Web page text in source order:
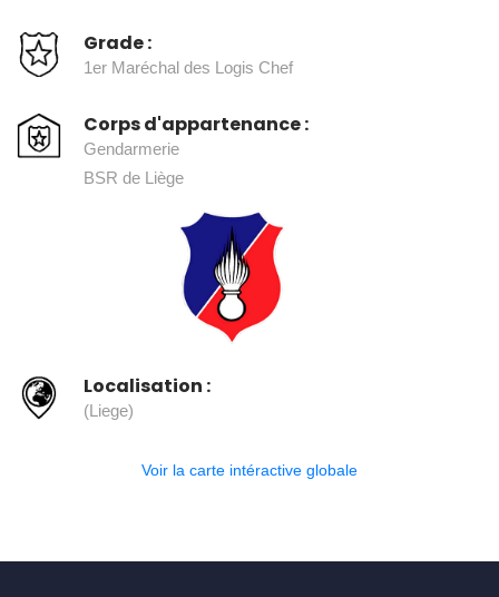
Grade :
1er Maréchal des Logis Chef
Corps d'appartenance :
Gendarmerie
BSR de Liège
Localisation :
(Liege)
Voir la carte intéractive globale